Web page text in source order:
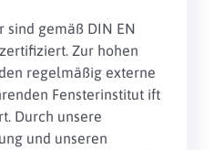
sind gemäß DIN EN
Zur hohen
regelmäßig externe
Fensterinstitut ift
Durch unsere
und unseren